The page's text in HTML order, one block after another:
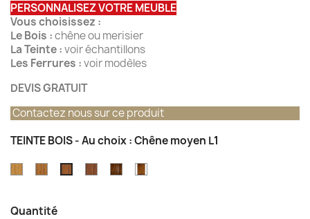
PERSONNALISEZ VOTRE MEUBLE
Vous choisissez :
Le Bois :chêne ou merisier
La Teinte :voir échantillons
Les Ferrures :voir modèles
DEVIS GRATUIT
Contactez nous sur ce produit
TEINTE BOIS - Au choix : Chêne moyen L1
ChêneChêne
Quantité